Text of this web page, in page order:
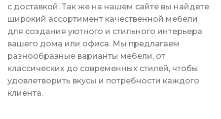
с доставкой. Так же на нашем сайте вы найдете
широкий ассортимент качественной мебели
для создания уютного и стильного интерьера
вашего дома или офиса. Мы предлагаем
разнообразные варианты мебели, от
классических до современных стилей, чтобы
удовлетворить вкусы и потребности каждого
клиента.